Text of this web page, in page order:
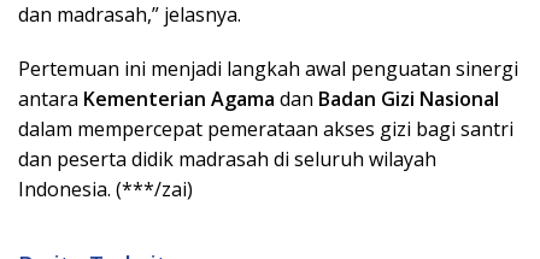
dan madrasah,” jelasnya.
Pertemuan ini menjadi langkah awal penguatan sinergi
antara Kementerian Agama dan Badan Gizi Nasional
dalam mempercepat pemerataan akses gizi bagi santri
dan peserta didik madrasah di seluruh wilayah
Indonesia. (***/zai)